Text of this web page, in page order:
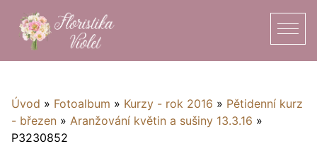
Úvod » Fotoalbum » Kurzy - rok 2016 » Pětidenní kurz
- březen » Aranžování květin a sušiny 13.3.16 »
P3230852